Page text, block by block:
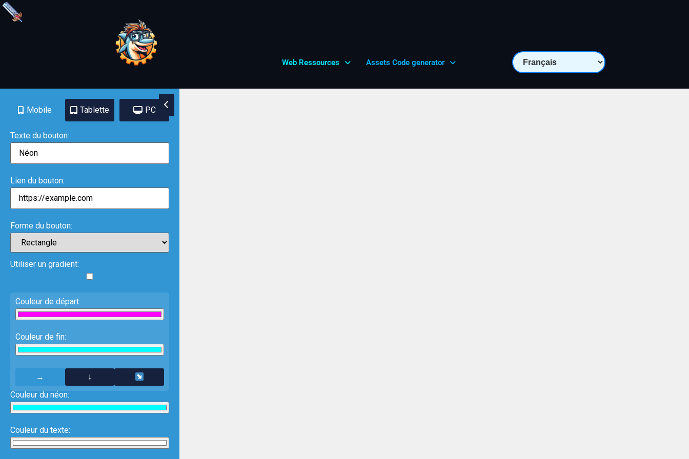
Web Ressources Assets Code generator
Mobile Tablette PC
Texte du bouton:
Lien du bouton:
Forme du bouton:
Utiliser un gradient:
Couleur de départ:
Couleur de fin:
→
↓
Couleur du néon:
Couleur du texte: